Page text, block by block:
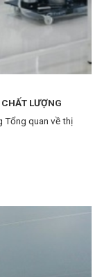
LƯỢNG
Tổng quan về thị